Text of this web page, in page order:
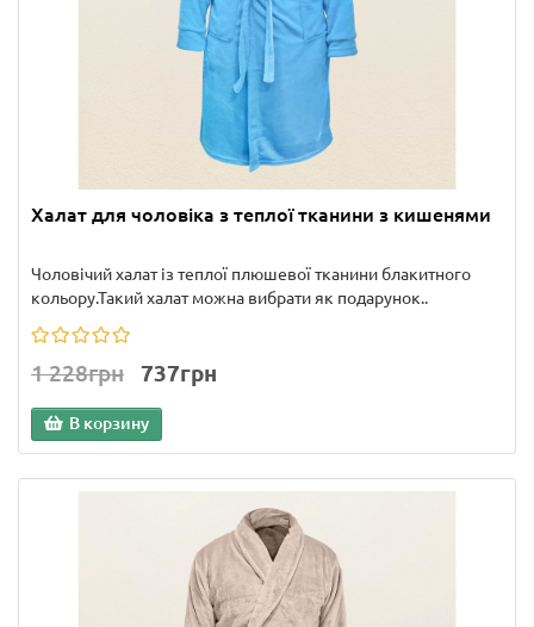
Халат для чоловіка з теплої тканини з кишенями
Чоловічий халат із теплої плюшевої тканини блакитного
кольору.Такий халат можна вибрати як подарунок..
1 228грн 737грн
В корзину